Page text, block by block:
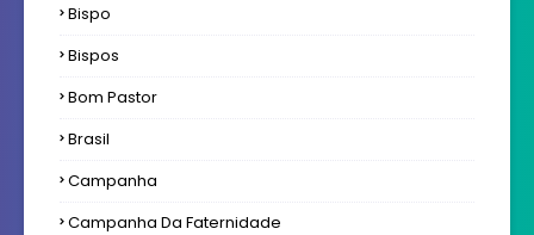
Bispo
Bispos
Bom Pastor
Brasil
Campanha
Campanha Da Faternidade